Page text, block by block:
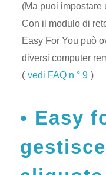
(Ma puoi
Con il modulo di
Easy For You può
diversi computer
( vedi FAQ n ° 9 )
Easy